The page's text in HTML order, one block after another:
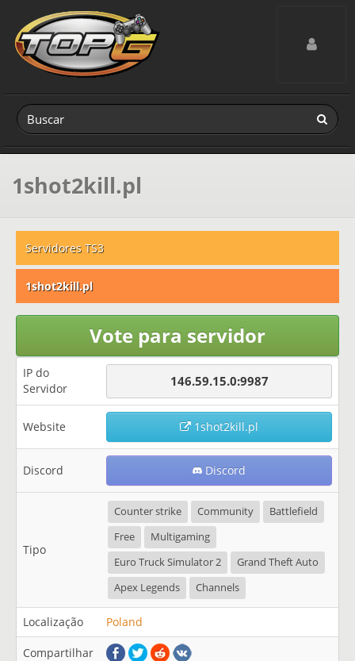
Toggle
1shot2kill.pl
Servidores TS3
1shot2kill.pl
Vote para servidor
IP do
Servidor
146.59.15.0:9987
Website 1shot2kill.pl
Discord Discord
Tipo
Counter strike Community
Battlefield
Free
Multigaming
Euro Truck Simulator 2
Grand Theft Auto
Apex Legends
Channels
Localização Poland
Compartilhar